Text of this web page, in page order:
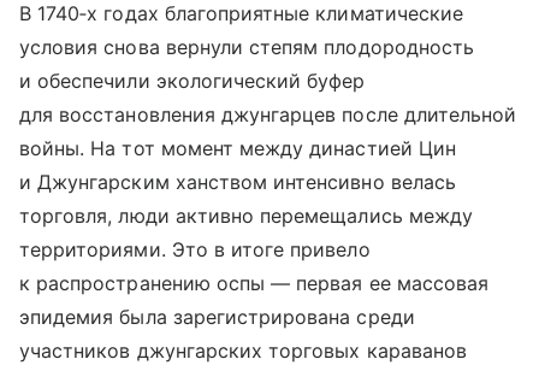
В 1740‑х годах благоприятные климатические
условия снова вернули степям плодородность
и обеспечили экологический буфер
для восстановления джунгарцев после длительной
войны. На тот момент между династией Цин
и Джунгарским ханством интенсивно велась
торговля, люди активно перемещались между
территориями. Это в итоге привело
к распространению оспы — первая ее массовая
эпидемия была зарегистрирована среди
участников джунгарских торговых караванов